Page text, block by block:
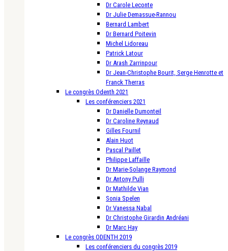
Dr Carole Leconte
Dr Julie Demassue-Rannou
Bernard Lambert
Dr Bernard Poitevin
Michel Lidoreau
Patrick Latour
Dr Arash Zarrinpour
Dr Jean-Christophe Bourit, Serge Henrotte et
Franck Therras
Le congrès Odenth 2021
Les conférenciers 2021
Dr Danielle Dumonteil
Dr Caroline Reynaud
Gilles Fournil
Alain Huot
Pascal Paillet
Philippe Laffaille
Dr Marie-Solange Raymond
Dr Antony Pulli
Dr Mathilde Vian
Sonia Spelen
Dr Vanessa Nabal
Dr Christophe Girardin Andréani
Dr Marc Hay
Le congrès ODENTH 2019
Les conférenciers du congrès 2019